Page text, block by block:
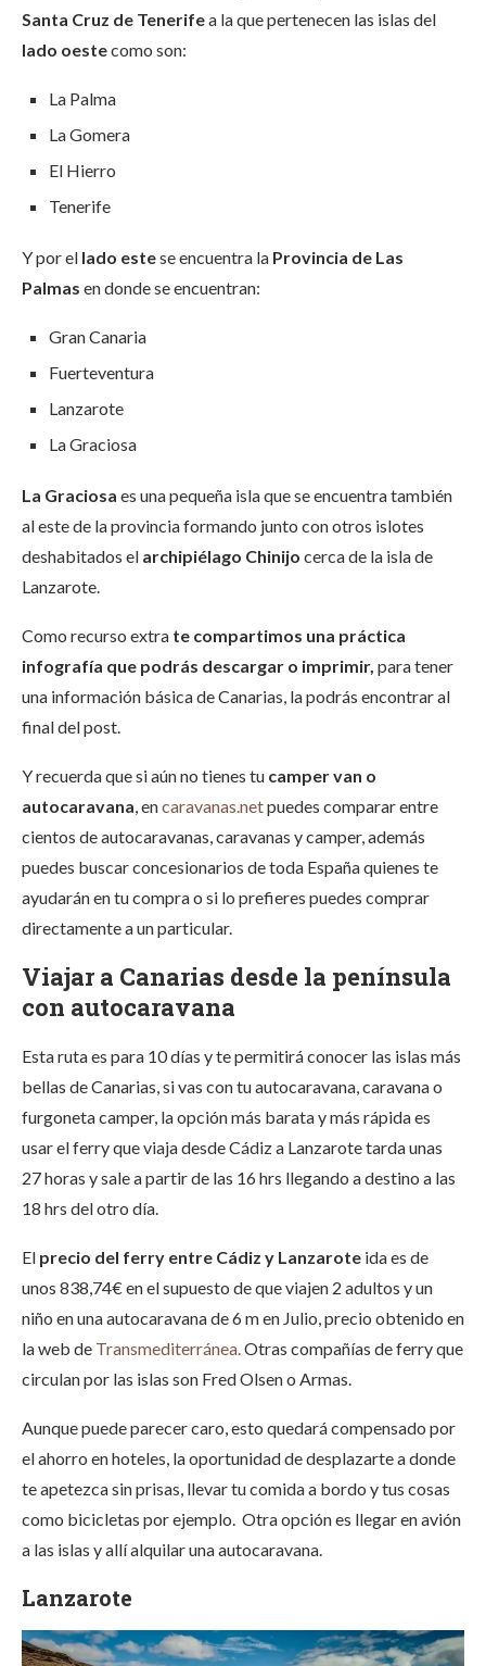
Santa Cruz de Tenerifea la que pertenecen las islas del
lado oestecomo son:
La Palma
La Gomera
El Hierro
Tenerife
Y por el lado estese encuentra la Provincia de Las
Palmas en donde se encuentran:
Gran Canaria
Fuerteventura
Lanzarote
La Graciosa
La Graciosa es una pequeña isla que se encuentra también
al este de la provincia formando junto con otros islotes
deshabitados el archipiélago Chinijo cerca de la isla de
Lanzarote.
Como recurso extra te compartimos una práctica
infografía que podrás descargar o imprimir, para tener
una información básica de Canarias, la podrás encontrar al
final del post.
Y recuerda que si aún no tienes tu camper van o
autocaravana , encaravanas.netpuedes comparar entre
cientos de autocaravanas, caravanas y camper, además
puedes buscar concesionarios de toda España quienes te
ayudarán en tu compra o si lo prefieres puedes comprar
directamente a un particular.
Viajar a Canarias desde la península
con autocaravana
Esta ruta es para 10 días y te permitirá conocer las islas más
bellas de Canarias, si vas con tu autocaravana, caravana o
furgoneta camper, la opción más barata y más rápida es
usar el ferry que viaja desde Cádiz a Lanzarote tarda unas
27 horas y sale a partir de las 16 hrs llegando a destino a las
18 hrs del otro día.
El precio del ferry entre Cádiz y Lanzarote ida es de
unos 838,74€ en el supuesto de que viajen 2 adultos y un
niño en una autocaravana de 6 m en Julio, precio obtenido en
la web de Transmediterránea. Otras compañías de ferry que
circulan por las islas son Fred Olsen o Armas.
Aunque puede parecer caro, esto quedará compensado por
el ahorro en hoteles, la oportunidad de desplazarte a donde
te apetezca sin prisas, llevar tu comida a bordo y tus cosas
como bicicletas por ejemplo. Otra opción es llegar en avión
a las islas y allí alquilar una autocaravana.
Lanzarote